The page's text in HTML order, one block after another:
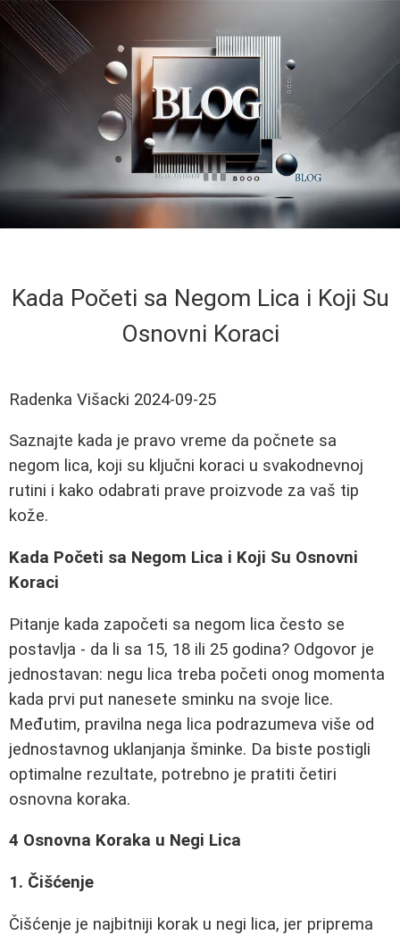
Kada Početi sa Negom Lica i Koji Su
Osnovni Koraci
Radenka Višacki 2024-09-25
Saznajte kada je pravo vreme da počnete sa
negom lica, koji su ključni koraci u svakodnevnoj
rutini i kako odabrati prave proizvode za vaš tip
kože.
Kada Početi sa Negom Lica i Koji Su Osnovni
Koraci
Pitanje kada započeti sa negom lica često se
postavlja - da li sa 15, 18 ili 25 godina? Odgovor je
jednostavan: negu lica treba početi onog momenta
kada prvi put nanesete sminku na svoje lice.
Međutim, pravilna nega lica podrazumeva više od
jednostavnog uklanjanja šminke. Da biste postigli
optimalne rezultate, potrebno je pratiti četiri
osnovna koraka.
4 Osnovna Koraka u Negi Lica
1. Čišćenje
Čišćenje je najbitniji korak u negi lica, jer priprema